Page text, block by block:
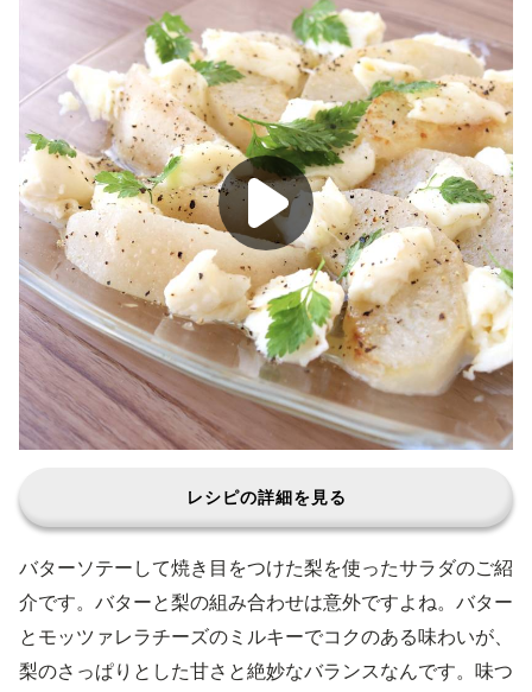
レシピの詳細を見る
バターソテーして焼き目をつけた梨を使ったサラダのご紹
介です。バターと梨の組み合わせは意外ですよね。バター
とモッツァレラチーズのミルキーでコクのある味わいが、
梨のさっぱりとした甘さと絶妙なバランスなんです。味つ